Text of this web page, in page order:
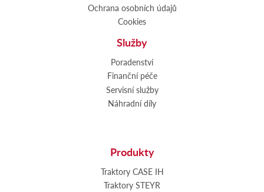
Ochrana osobních údajů
Cookies
Služby
Poradenství
Finanční péče
Servisní služby
Náhradní díly
Produkty
Traktory CASE IH
Traktory STEYR